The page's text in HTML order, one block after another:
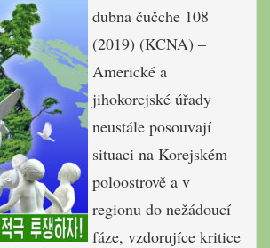
dubna čučche 108
(2019) (KCNA) –
Americké a
jihokorejské úřady
neustále posouvají
situaci na Korejském
poloostrově a v
regionu do nežádoucí
fáze, vzdorujíce kritice